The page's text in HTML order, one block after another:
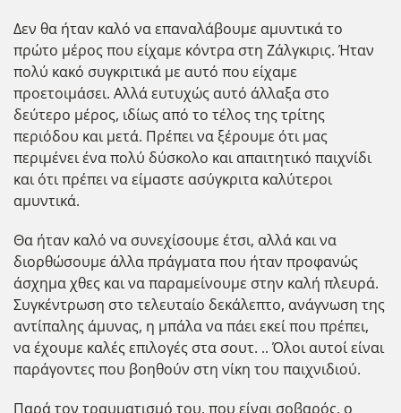
Δεν θα ήταν καλό να επαναλάβουμε αμυντικά το
πρώτο μέρος που είχαμε κόντρα στη Ζάλγκιρις. Ήταν
πολύ κακό συγκριτικά με αυτό που είχαμε
προετοιμάσει. Αλλά ευτυχώς αυτό άλλαξα στο
δεύτερο μέρος, ιδίως από το τέλος της τρίτης
περιόδου και μετά. Πρέπει να ξέρουμε ότι μας
περιμένει ένα πολύ δύσκολο και απαιτητικό παιχνίδι
και ότι πρέπει να είμαστε ασύγκριτα καλύτεροι
αμυντικά.
Θα ήταν καλό να συνεχίσουμε έτσι, αλλά και να
διορθώσουμε άλλα πράγματα που ήταν προφανώς
άσχημα χθες και να παραμείνουμε στην καλή πλευρά.
Συγκέντρωση στο τελευταίο δεκάλεπτο, ανάγνωση της
αντίπαλης άμυνας, η μπάλα να πάει εκεί που πρέπει,
να έχουμε καλές επιλογές στα σουτ. .. Όλοι αυτοί είναι
παράγοντες που βοηθούν στη νίκη του παιχνιδιού.
Παρά τον τραυματισμό του, που είναι σοβαρός, ο